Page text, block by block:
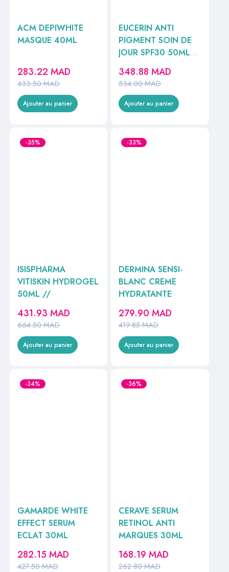
ACM DEPIWHITE
MASQUE 40ML
433.50MAD
283.22 MAD
Ajouter au panier
EUCERIN ANTI
PIGMENT SOIN DE
JOUR SPF30 50ML
REF83505
534.00MAD
348.88MAD
Ajouter au panier
-35%
ISISPHARMA
VITISKIN HYDROGEL
50ML //
664.50MAD
431.93 MAD
Ajouter au panier
-33%
DERMINA SENSI-
BLANC CREME
HYDRATANTE
419.85MAD
279.90MAD
Ajouter au panier
-34%
GAMARDE WHITE
EFFECT SERUM
ECLAT 30ML
427.50MAD
282.15 MAD
-36%
CERAVE SERUM
RETINOL ANTI
MARQUES 30ML
262.80MAD
168.19MAD